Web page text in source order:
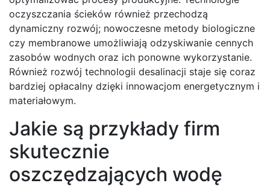
oczyszczania ścieków również przechodzą
dynamiczny rozwój; nowoczesne metody biologiczne
czy membranowe umożliwiają odzyskiwanie cennych
zasobów wodnych oraz ich ponowne wykorzystanie.
Również rozwój technologii desalinacji staje się coraz
bardziej opłacalny dzięki innowacjom energetycznym i
materiałowym.
Jakie są przykłady firm
skutecznie
oszczędzających wodę